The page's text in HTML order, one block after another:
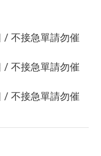
/ 不接急單請勿催
/ 不接急單請勿催
/ 不接急單請勿催